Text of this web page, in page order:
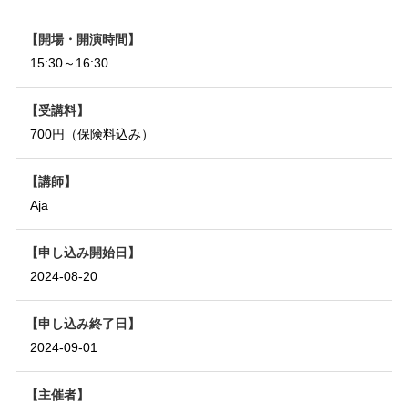
開場・開演時間
15:30～16:30
受講料
700円（保険料込み）
講師
Aja
申し込み開始日
2024-08-20
申し込み終了日
2024-09-01
主催者